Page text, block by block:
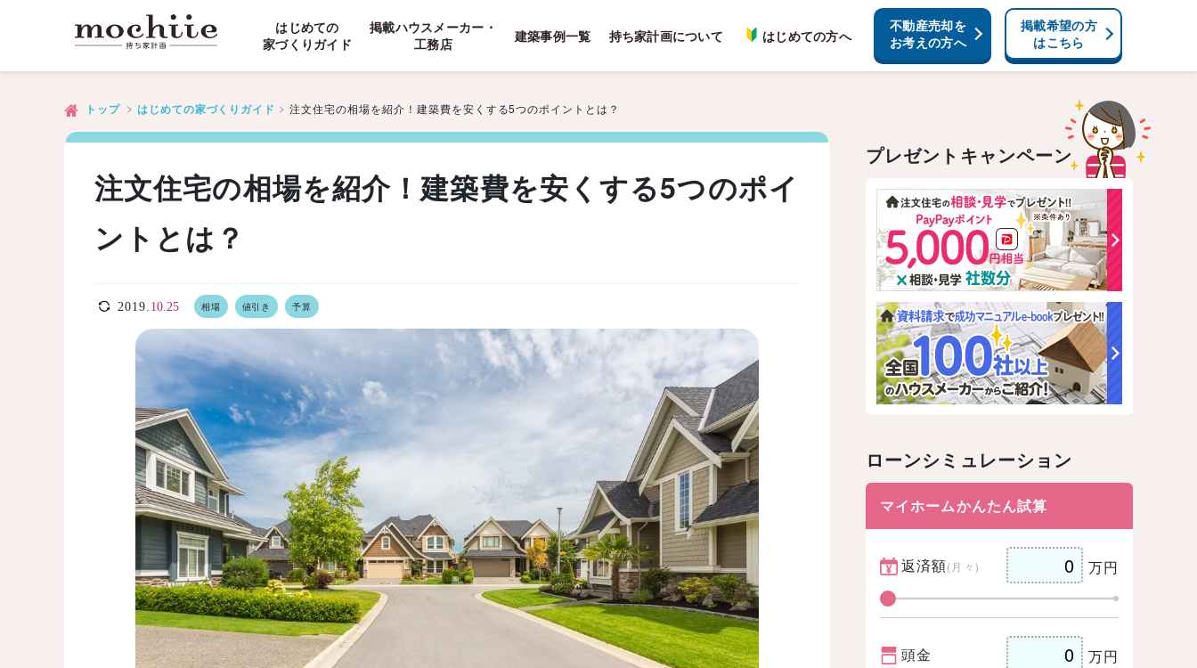
はじめての
家づくりガイド
掲載ハウスメーカー・
工務店
建築事例一覧 持ち家計画について はじめての方へ
不動産売却を
お考えの方へ
掲載希望の方
はこちら
トップ はじめての家づくりガイド 注文住宅の相場を紹介！建築費を安くする5つのポイントとは？
注文住宅の相場を紹介！建築費を安くする5つのポイ
ントとは？
2019. 10.25 相場 値引き 予算
プレゼントキャンペーン
ローンシミュレーション
マイホームかんたん試算
返済額(月々) 万円
頭金 万円